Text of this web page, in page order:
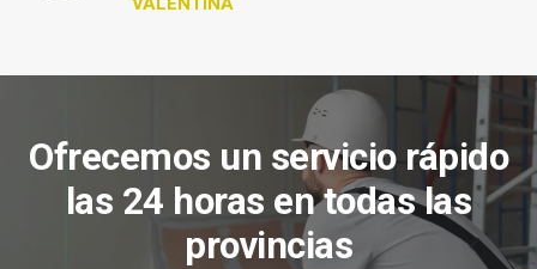
Ofrecemos un servicio rápido
las 24 horas en todas las
provincias